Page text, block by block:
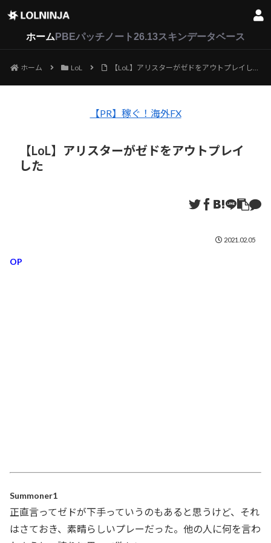
ホーム PBEパッチノート26.13スキンデータベース
ホーム LoL 【LoL】アリスターがゼドをアウトプレイした
【PR】稼ぐ！海外FX
【LoL】アリスターがゼドをアウトプレイ
した
2021.02.05
OP
Summoner1
正直言ってゼドが下手っていうのもあると思うけど、それ
はさておき、素晴らしいプレーだった。他の人に何を言わ